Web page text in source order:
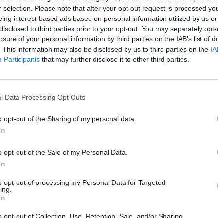
selection. Please note that after your opt-out request is processed
interest-based ads based on personal information utilized by us
to third parties prior to your opt-out. You may separately
of your personal information by third parties on the IAB’s list of
This information may also be disclosed by us to third parties on the
Participants that may further disclose it to other third parties.
Data Processing Opt Outs
opt-out of the Sharing of my personal data.
opt-out of the Sale of my Personal Data.
opt-out of processing my Personal Data for Targeted
opt-out of Collection, Use, Retention, Sale, and/or Sharing
της ομάδας Ηλίας Αναστασάκος,
και Πέτρος Κραβαρίτης μέσα σε
που βρέθηκαν εκεί για τα
η ΑΕ Σπάρτη θα εκπροσωπεί την πόλη
νέα εμφάνιση της NUEVO Sports, η
από άποψη καινοτομιών ενώ ξεχωρίζει για
μπροντό η πρώτη, γαλάζια - άσπρη η
Οι τρεις εμφανίσεις κέρδισαν τους
άπαντες ευχήθηκαν να είναι γούρικες
αποκαλυπτήρια, ο Διευθύνων Σύμβουλος